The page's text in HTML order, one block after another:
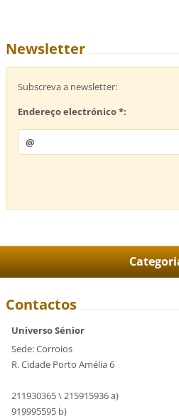
Newsletter
Subscreva a newsletter:
Endereço electrónico *:
Contactos
Universo Sénior
Sede: Corroios
R. Cidade Porto Amélia 6
211930365 \ 215915936 a)
919995595 b)